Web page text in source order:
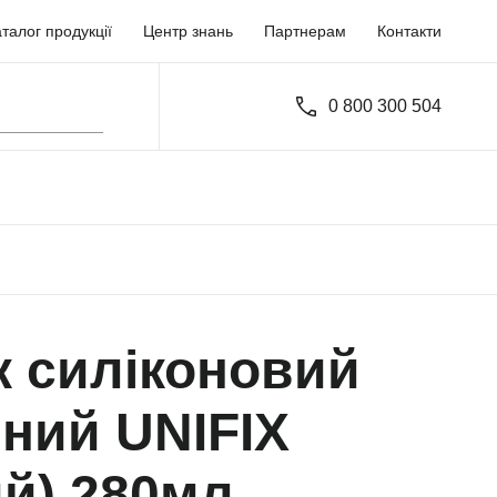
продукції Центр знань Партнерам Контакти
0 800 300 504
силіконовий
UNIFIX